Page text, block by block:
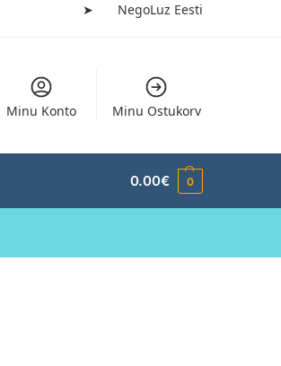
➤ NegoLuz Eesti
Minu Konto Minu Ostukorv
0.00€ 0